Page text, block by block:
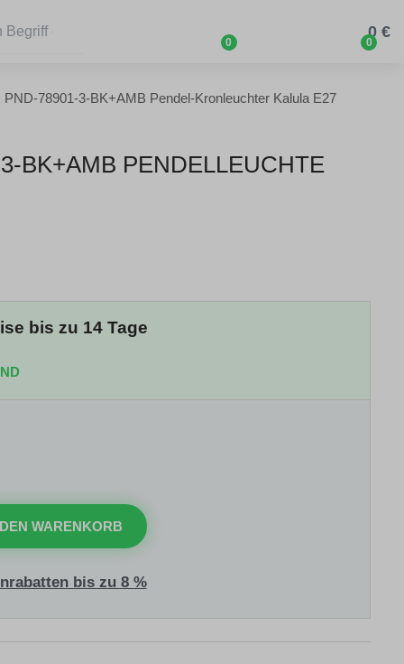
0 0
0 €
PND-78901-3-BK+AMB Pendel-Kronleuchter Kalula E27
BK+AMB PENDELLEUCHTE
bis zu 14 Tage
WARENKORB
bis zu 8 %